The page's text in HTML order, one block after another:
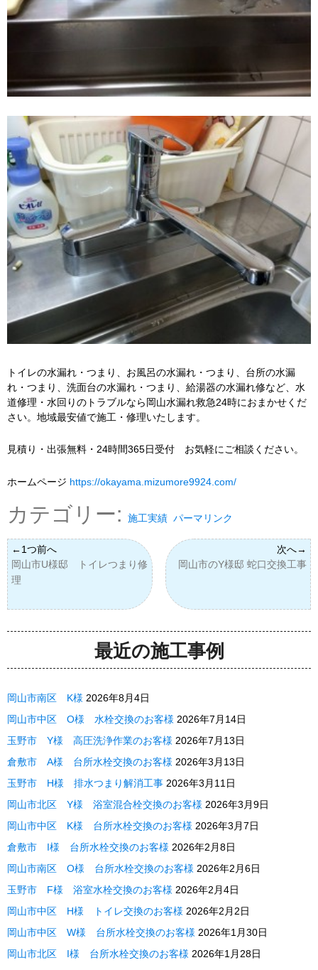
トイレの水漏れ・つまり、お風呂の水漏れ・つまり、台所の水漏
れ・つまり、洗面台の水漏れ・つまり、給湯器の水漏れ修など、水
道修理・水回りのトラブルなら岡山水漏れ救急24時におまかせくだ
さい。地域最安値で施工・修理いたします。
見積り・出張無料・24時間365日受付 お気軽にご相談ください。
ホームページ https://okayama.mizumore9924.com/
カテゴリー: 施工実績 パーマリンク
岡山市U様邸 トイレつまり修
理
岡山市のY様邸 蛇口交換工事
最近の施工事例
岡山市南区 K様 2026年8月4日
岡山市中区 O様 水栓交換のお客様 2026年7月14日
玉野市 Y様 高圧洗浄作業のお客様 2026年7月13日
倉敷市 A様 台所水栓交換のお客様 2026年3月13日
玉野市 H様 排水つまり解消工事 2026年3月11日
岡山市北区 Y様 浴室混合栓交換のお客様 2026年3月9日
岡山市中区 K様 台所水栓交換のお客様 2026年3月7日
倉敷市 I様 台所水栓交換のお客様 2026年2月8日
岡山市南区 O様 台所水栓交換のお客様 2026年2月6日
玉野市 F様 浴室水栓交換のお客様 2026年2月4日
岡山市中区 H様 トイレ交換のお客様 2026年2月2日
岡山市中区 W様 台所水栓交換のお客様 2026年1月30日
岡山市北区 I様 台所水栓交換のお客様 2026年1月28日